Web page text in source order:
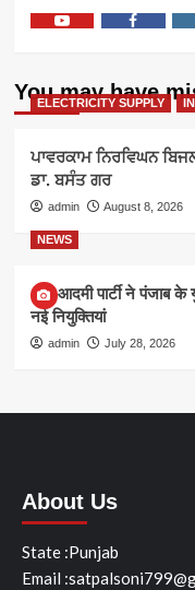
You may have
ELECTRICITY SUPPLY
ਪਾਵਰਕਾਮ ਨਿਰਵਿਘਨ
ਡਾ. ਬਸੰਤ ਗਰ
admin August 8, 2026
NEWS
आम आदमी पार्टी ने पंजाब
नई नियुक्तियां
admin July 28, 2026
About Us
State :Punjab
Email